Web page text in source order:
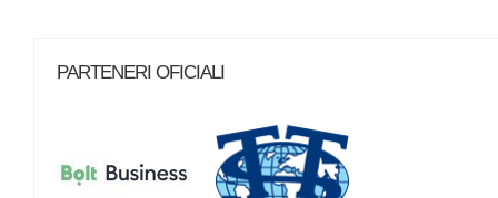
PARTENERI OFICIALI